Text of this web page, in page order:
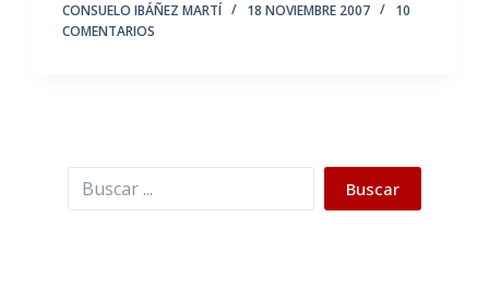
CONSUELO IBÁÑEZ MARTÍ 18 NOVIEMBRE 2007
10
COMENTARIOS
Buscar Buscar